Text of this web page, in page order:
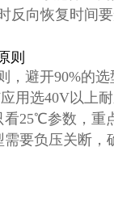
反向恢复时间
则
，避开90%的选
应用选40V以上
看25℃参数，重
需要负压关断